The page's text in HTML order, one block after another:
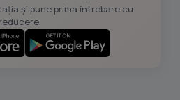
și pune prima întrebare cu
reducere.